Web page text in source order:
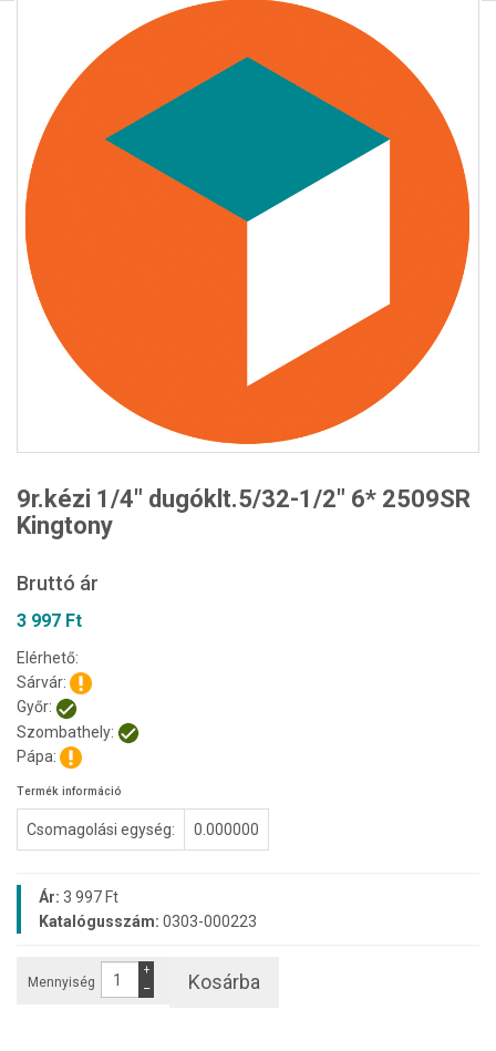
9r.kézi 1/4" dugóklt.5/32-1/2" 6* 2509SR
Kingtony
Bruttó ár
3 997 Ft
Elérhető:
Sárvár:
Győr:
Szombathely:
Pápa:
Termék információ
Csomagolási egység: 0.000000
Ár: 3 997 Ft
Katalógusszám: 0303-000223
Mennyiség −
+
Kosárba